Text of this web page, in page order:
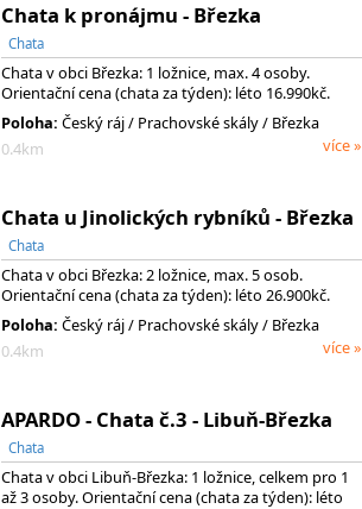
Chata k pronájmu - Březka
Chata
Chata v obci Březka: 1 ložnice, max. 4 osoby.
Orientační cena (chata za týden): léto 16.990kč.
Poloha: Český ráj/ Prachovské skály/ Březka
0.4km
více »
Chata u Jinolických rybníků - Březka
Chata
Chata v obci Březka: 2 ložnice, max. 5 osob.
Orientační cena (chata za týden): léto 26.900kč.
Poloha: Český ráj/ Prachovské skály/ Březka
0.4km
více »
APARDO - Chata č.3 - Libuň-Březka
Chata
Chata v obci Libuň-Březka: 1 ložnice, celkem pro 1
až 3 osoby. Orientační cena (chata za týden): léto